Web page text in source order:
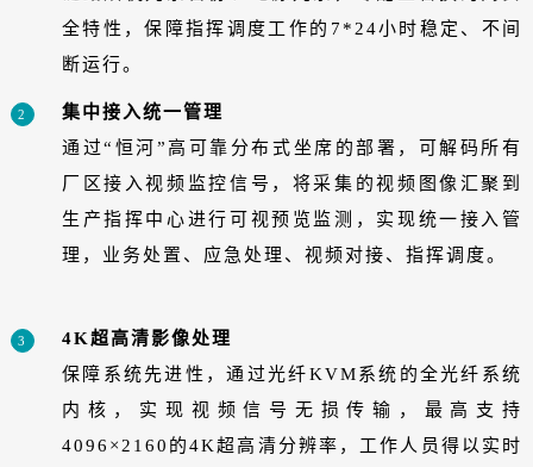
全特性，保障指挥调度工作的7*24小时稳定、不间
断运行。
2
集中接入统一管理
通过“恒河”高可靠分布式坐席的部署，可解码所有
厂区接入视频监控信号，将采集的视频图像汇聚到
生产指挥中心进行可视预览监测，实现统一接入管
理，业务处置、应急处理、视频对接、指挥调度。
3
4K超高清影像处理
保障系统先进性，通过光纤KVM系统的全光纤系统
内核，实现视频信号无损传输，最高支持
4096×2160的4K超高清分辨率，工作人员得以实时